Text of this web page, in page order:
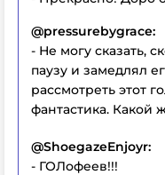
@pressurebygrace:
- Не могу сказать,
паузу и замедлял
рассмотреть этот
фантастика. Какой
@ShoegazeEnjoyr:
- ГОЛофеев!!!